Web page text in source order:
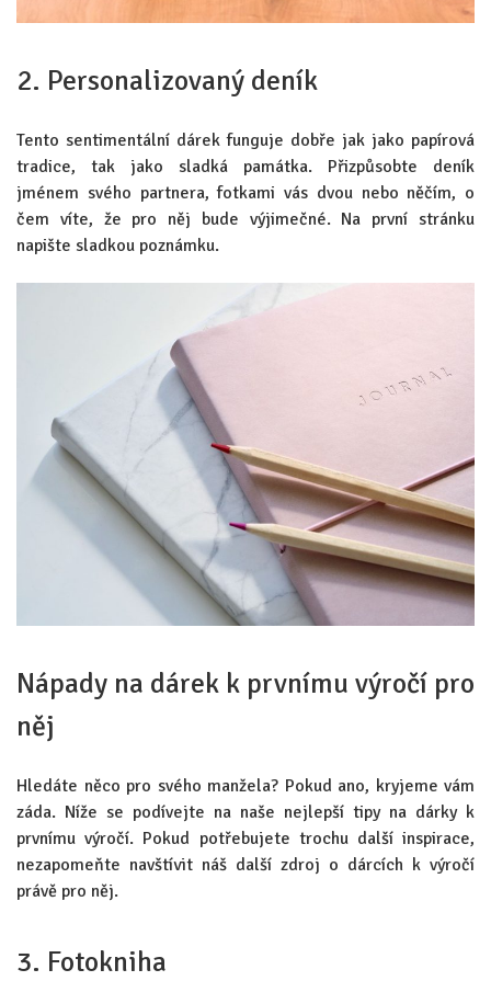
2. Personalizovaný deník
Tento sentimentální dárek funguje dobře jak jako papírová
tradice, tak jako sladká památka. Přizpůsobte deník
jménem svého partnera, fotkami vás dvou nebo něčím, o
čem víte, že pro něj bude výjimečné. Na první stránku
napište sladkou poznámku.
Nápady na dárek k prvnímu výročí pro
něj
Hledáte něco pro svého manžela? Pokud ano, kryjeme vám
záda. Níže se podívejte na naše nejlepší tipy na dárky k
prvnímu výročí. Pokud potřebujete trochu další inspirace,
nezapomeňte navštívit náš další zdroj o dárcích k výročí
právě pro něj.
3. Fotokniha